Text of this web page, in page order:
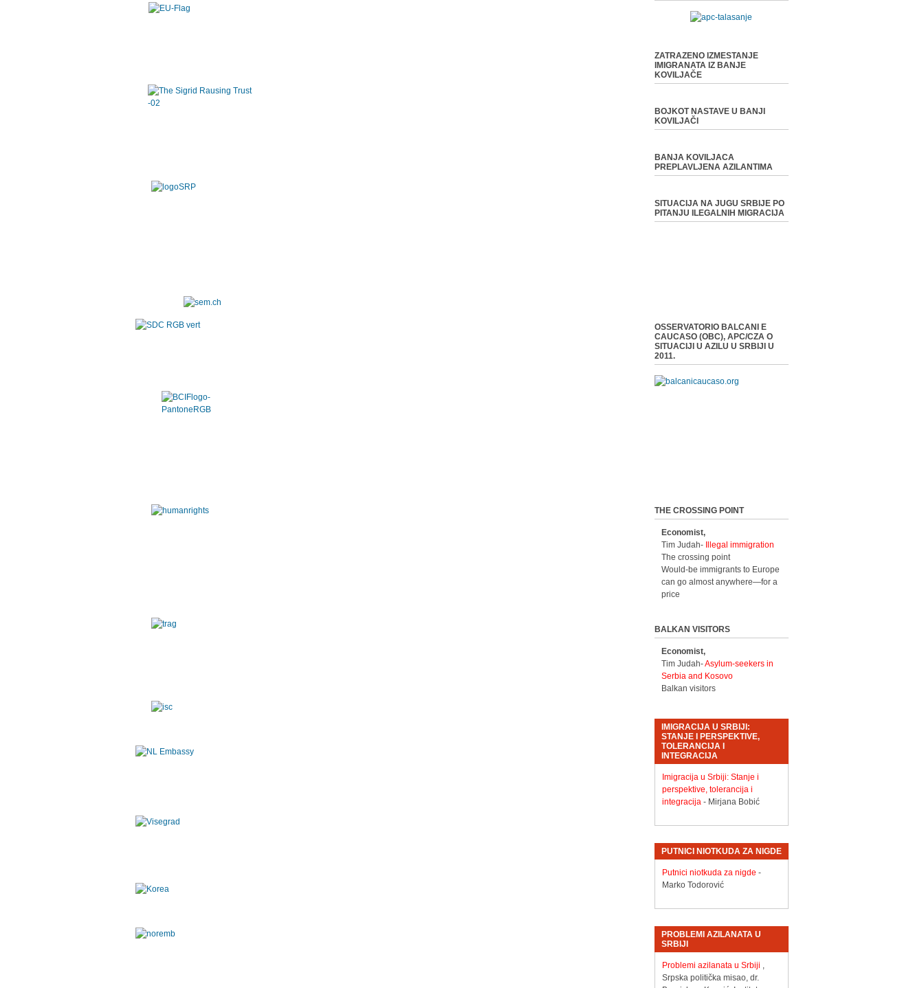
ZATRAZENO IZMESTANJE
IMIGRANATA IZ BANJE
KOVILJAČE
BOJKOT NASTAVE U BANJI
KOVILJAČI
BANJA KOVILJACA
PREPLAVLJENA AZILANTIMA
SITUACIJA NA JUGU SRBIJE PO
PITANJU ILEGALNIH MIGRACIJA
OSSERVATORIO BALCANI E
CAUCASO (OBC), APC/CZA O
SITUACIJI U AZILU U SRBIJI U
2011.
THE CROSSING POINT
Economist,
Tim Judah-
Illegal immigration
The crossing point
Would-be immigrants to Europe
can go almost anywhere—for a
price
BALKAN VISITORS
Economist,
Tim Judah-Asylum-seekers in
Serbia and Kosovo
Balkan visitors
IMIGRACIJA U SRBIJI:
STANJE I PERSPEKTIVE,
TOLERANCIJA I
INTEGRACIJA
Imigracija u Srbiji: Stanje i
perspektive, tolerancija i
integracija- Mirjana Bobić
PUTNICI NIOTKUDA ZA NIGDE
Putnici niotkuda za nigde -
Marko Todorović
PROBLEMI AZILANATA U
SRBIJI
Problemi azilanata u Srbiji ,
Srpska politička misao, dr.